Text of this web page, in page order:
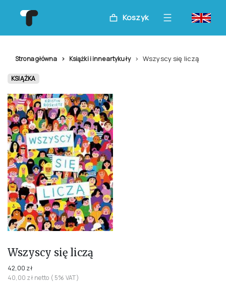
Koszyk
Strona główna Książki i inne artykuły Wszyscy się liczą
KSIĄŻKA
Wszyscy się liczą
42,00 zł
40,00 zł netto ( 5% VAT)